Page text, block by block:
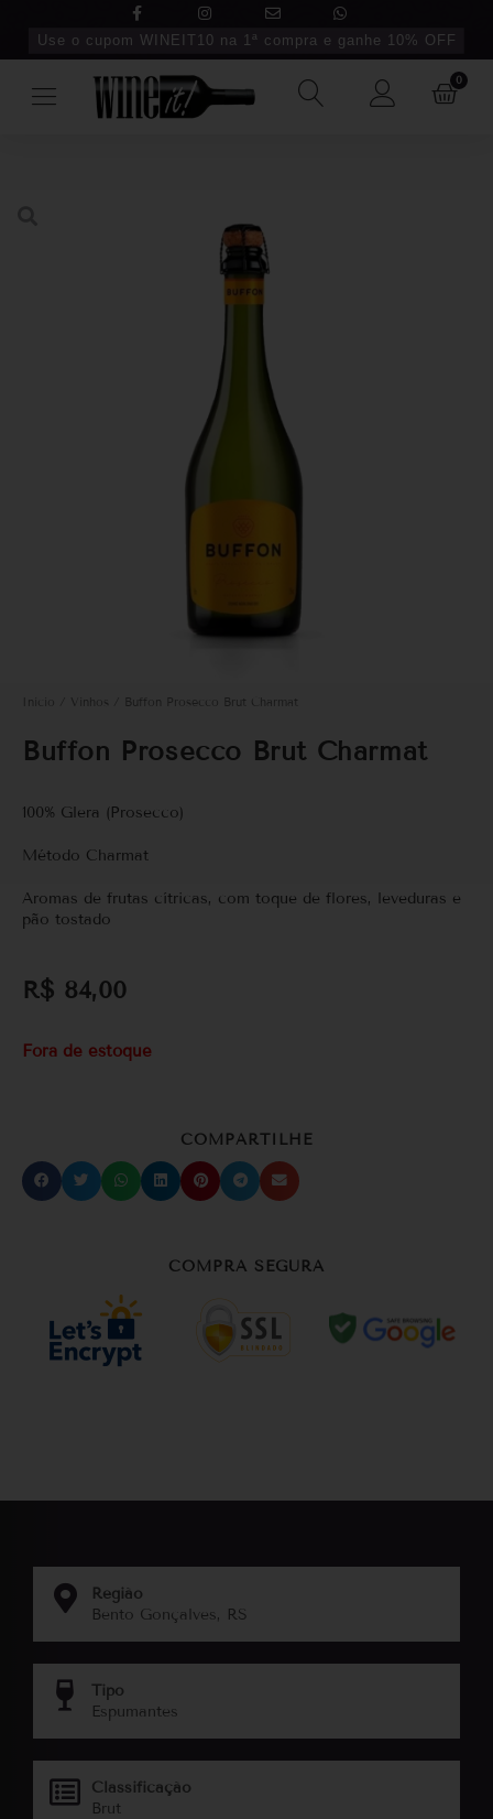
Use o cupom WINEIT10 na 1ª compra e ganhe 10% OFF
0
Início Vinhos / Buffon Prosecco Brut Charmat
Buffon Prosecco Brut Charmat
100% Glera (Prosecco)
Método Charmat
Aromas de frutas cítricas, com toque de flores, leveduras e
pão tostado
R$ 84,00
Fora de estoque
COMPARTILHE
COMPRA SEGURA
Região
Bento Gonçalves, RS
Tipo
Espumantes
Classificação
Brut